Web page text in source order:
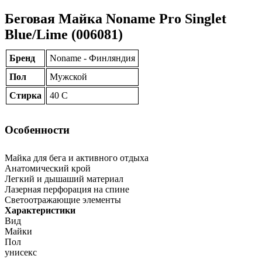
Беговая Майка Noname Pro Singlet
Blue/Lime (006081)
Бренд
Noname - Финляндия
Пол
Мужской
Стирка
40 С
Особенности
Майка для бега и активного отдыха
Анатомический крой
Легкий и дышаший материал
Лазерная перфорация на спине
Светоотражающие элементы
Характеристики
Вид
Майки
Пол
унисекс